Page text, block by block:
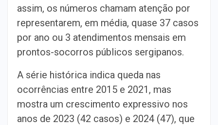
assim, os números chamam atenção por
representarem, em média, quase 37 casos
por ano ou 3 atendimentos mensais em
prontos-socorros públicos sergipanos.
A série histórica indica queda nas
ocorrências entre 2015 e 2021, mas
mostra um crescimento expressivo nos
anos de 2023 (42 casos) e 2024 (47), que